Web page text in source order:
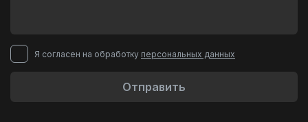
Я согласен на обработку персональных данных
Отправить